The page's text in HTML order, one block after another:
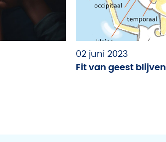
02 juni 2023
Fit van geest blijven